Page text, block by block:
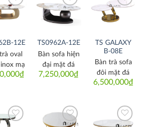
Thích
12E
₫
oval
mạ
Thích
TS0962A-12E
7,250,000₫
Bàn sofa hiện
đại mặt đá
Thích
TS GALAXY
B-08E
6,500,000₫
Bàn trà sofa
đôi mặt đá